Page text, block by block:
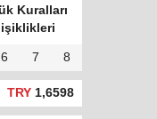
6 7 8
TRY1,6598